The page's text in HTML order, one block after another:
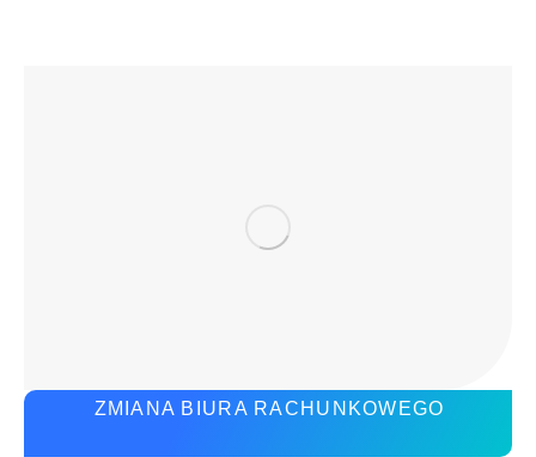
ZMIANA BIURA RACHUNKOWEGO